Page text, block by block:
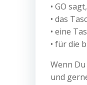
• GO sagt,
• das
• eine
• für die
Wenn
und